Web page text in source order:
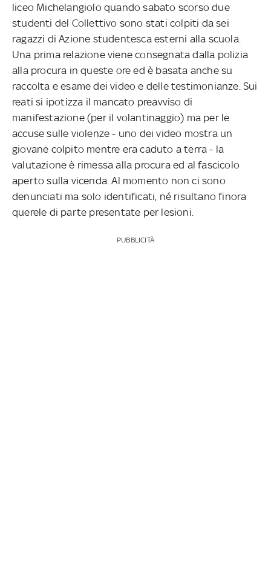
liceo Michelangiolo quando sabato scorso due
studenti del Collettivo sono stati colpiti da sei
ragazzi di Azione studentesca esterni alla scuola.
Una prima relazione viene consegnata dalla polizia
alla procura in queste ore ed è basata anche su
raccolta e esame dei video e delle testimonianze. Sui
reati si ipotizza il mancato preavviso di
manifestazione (per il volantinaggio) ma per le
accuse sulle violenze - uno dei video mostra un
giovane colpito mentre era caduto a terra - la
valutazione è rimessa alla procura ed al fascicolo
aperto sulla vicenda. Al momento non ci sono
denunciati ma solo identificati, né risultano finora
querele di parte presentate per lesioni.
PUBBLICITÀ